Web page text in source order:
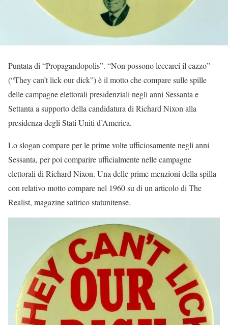
Puntata di “Propagandopolis”. “Non possono leccarci il cazzo”
(“They can’t lick our dick”) è il motto che compare sulle spille
delle campagne elettorali presidenziali negli anni Sessanta e
Settanta a supporto della candidatura di Richard Nixon alla
presidenza degli Stati Uniti d’America.
Lo slogan compare per le prime volte ufficiosamente negli anni
Sessanta, per poi comparire ufficialmente nelle campagne
elettorali di Richard Nixon. Una delle prime menzioni della spilla
con relativo motto compare nel 1960 su di un articolo di The
Realist, magazine satirico statunitense.